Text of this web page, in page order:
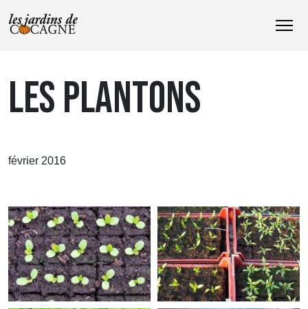
LES PLANTONS
février 2016